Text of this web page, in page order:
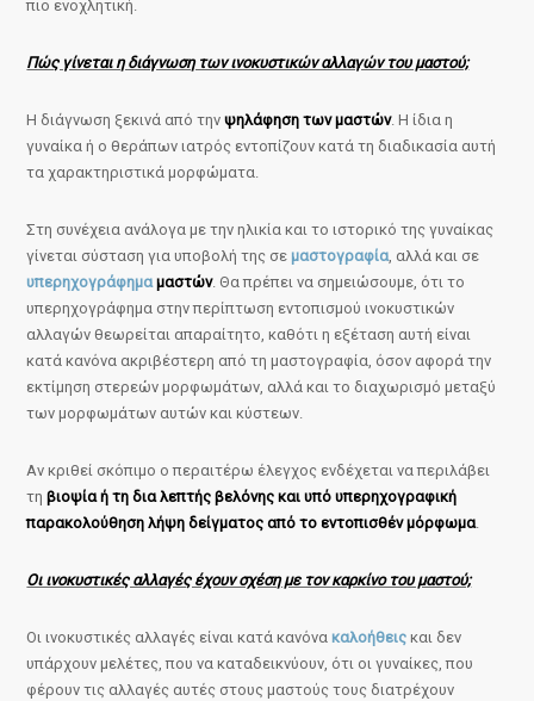
πιο ενοχλητική.
Πώς γίνεται η διάγνωση των ινοκυστικών αλλαγών του μαστού;
Η διάγνωση ξεκινά από τηνψηλάφηση των μαστών. Η ίδια η
γυναίκα ή ο θεράπων ιατρός εντοπίζουν κατά τη διαδικασία αυτή
τα χαρακτηριστικά μορφώματα.
Στη συνέχεια ανάλογα με την ηλικία και το ιστορικό της γυναίκας
γίνεται σύσταση για υποβολή της σεμαστογραφία , αλλά και σε
υπερηχογράφημαμαστών. Θα πρέπει να σημειώσουμε, ότι το
υπερηχογράφημα στην περίπτωση εντοπισμού ινοκυστικών
αλλαγών θεωρείται απαραίτητο, καθότι η εξέταση αυτή είναι
κατά κανόνα ακριβέστερη από τη μαστογραφία, όσον αφορά την
εκτίμηση στερεών μορφωμάτων, αλλά και το διαχωρισμό μεταξύ
των μορφωμάτων αυτών και κύστεων.
Αν κριθεί σκόπιμο ο περαιτέρω έλεγχος ενδέχεται να περιλάβει
τηβιοψία ή τη δια λεπτής βελόνης και υπό υπερηχογραφική
παρακολούθηση λήψη δείγματος από το εντοπισθέν μόρφωμα.
Οι ινοκυστικές αλλαγές έχουν σχέση με τον καρκίνο του μαστού;
Οι ινοκυστικές αλλαγές είναι κατά κανόνακαλοήθεις και δεν
υπάρχουν μελέτες, που να καταδεικνύουν, ότι οι γυναίκες, που
φέρουν τις αλλαγές αυτές στους μαστούς τους διατρέχουν